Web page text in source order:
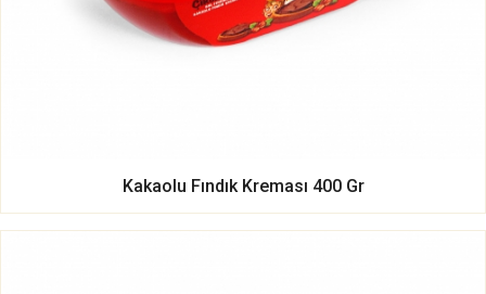
Kakaolu Fındık Kreması 400 Gr